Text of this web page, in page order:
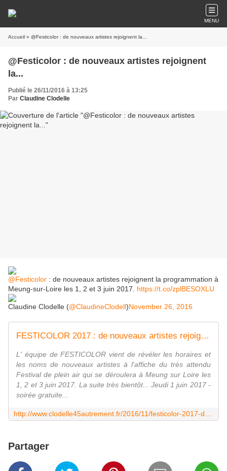
MENU
Accueil » @Festicolor : de nouveaux artistes rejoignent la...
@Festicolor : de nouveaux artistes rejoignent
la...
Publié le 26/11/2016 à 13:25
Par Claudine Clodelle
@Festicolor : de nouveaux artistes rejoignent la programmation à
Meung-sur-Loire les 1, 2 et 3 juin 2017. https://t.co/zplBESOXLU
Claudine Clodelle (@ClaudineClodell)November 26, 2016
FESTICOLOR 2017 : de nouveaux artistes rejoignent la programmation les 1er 2 et 3 juin - VIVRE AUTREMENT VOS LOISIRS avec Clodelle
L' équipe de FESTICOLOR vient de révéler les horaires et
les noms de nouveaux artistes à l'affiche du très attendu
Festival de plein air qui se déroulera à Meung sur Loire les
1, 2 et 3 juin 2017. La suite très bientôt... Jeudi 1 juin 2017 -
soirée gratuite...
Partager